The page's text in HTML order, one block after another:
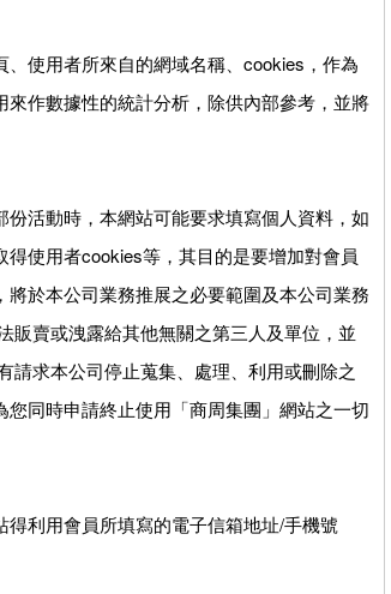
使用者所來自的網域名稱、cookies，作為
作數據性的統計分析，除供內部參考，並將
活動時，本網站可能要求填寫個人資料，如
使用者cookies等，其目的是要增加對會員
於本公司業務推展之必要範圍及本公司業務
販賣或洩露給其他無關之第三人及單位，並
請求本公司停止蒐集、處理、利用或刪除之
同時申請終止使用「商周集團」網站之一切
利用會員所填寫的電子信箱地址/手機號